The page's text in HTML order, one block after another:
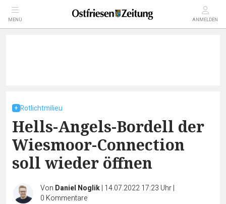
MENÜ ANMELDEN
Rotlichtmilieu
Hells-Angels-Bordell der
Wiesmoor-Connection
soll wieder öffnen
Von Daniel Noglik| 14.07.2022 17:23 Uhr|
0 Kommentare